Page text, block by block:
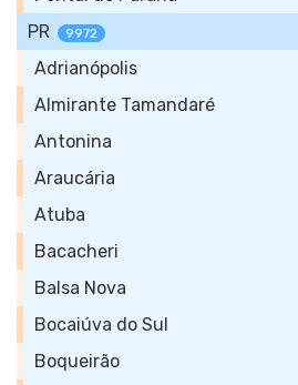
PR
9972
Adrianópolis
Almirante Tamandaré
Antonina
Araucária
Atuba
Bacacheri
Balsa Nova
Bocaiúva do Sul
Boqueirão